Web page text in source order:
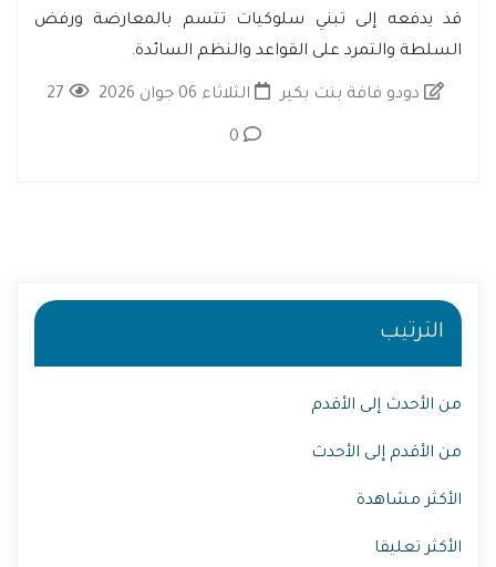
قد يدفعه إلى تبني سلوكيات تتسم بالمعارضة ورفض
السلطة والتمرد على القواعد والنظم السائدة.
دودو فافة بنت بكير الثلاثاء 06 جوان 2026
الترتيب
من الأحدث إلى الأقدم
من الأقدم إلى الأحدث
الأكثر مشاهدة
الأكثر تعليقا